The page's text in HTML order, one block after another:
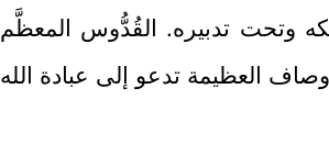
وتحت تدبيره. القُدُّوس
العظيمة تدعو إلى عبادة